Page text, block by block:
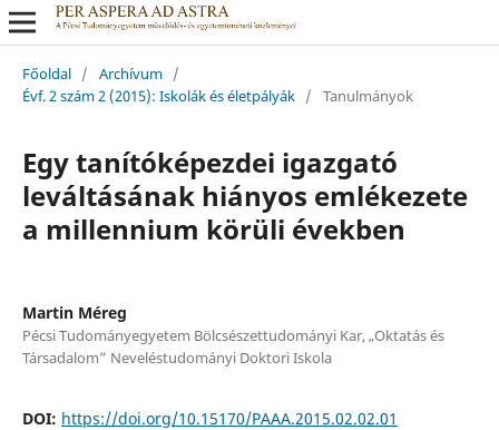
Főoldal / Archívum /
Évf. 2 szám 2 (2015): Iskolák és életpályák / Tanulmányok
Egy tanítóképezdei igazgató
leváltásának hiányos emlékezete
a millennium körüli években
Martin Méreg
Pécsi Tudományegyetem Bölcsészettudományi Kar, „Oktatás és
Társadalom” Neveléstudományi Doktori Iskola
DOI: https://doi.org/10.15170/PAAA.2015.02.02.01